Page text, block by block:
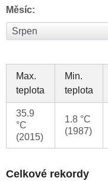
Měsíc:
Max.
teplota
Min.
teplota
35.9
°C
(2015)
1.8 °C
(1987)
Celkové rekordy